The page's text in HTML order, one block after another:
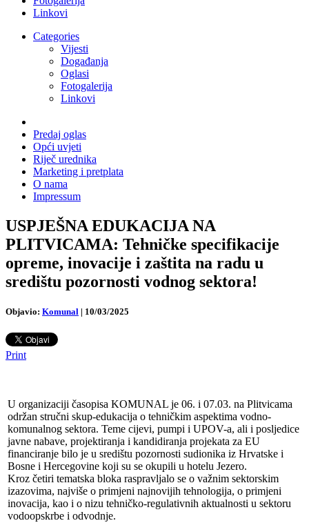
Linkovi
Categories
Vijesti
Događanja
Oglasi
Fotogalerija
Linkovi
Predaj oglas
Opći uvjeti
Riječ urednika
Marketing i pretplata
O nama
Impressum
USPJEŠNA EDUKACIJA NA
PLITVICAMA: Tehničke specifikacije
opreme, inovacije i zaštita na radu u
središtu pozornosti vodnog sektora!
Objavio: Komunal | 10/03/2025
Print
U organizaciji časopisa KOMUNAL je 06. i 07.03. na Plitvicama
održan stručni skup-edukacija o tehničkim aspektima vodno-
komunalnog sektora. Teme cijevi, pumpi i UPOV-a, ali i posljedice
javne nabave, projektiranja i kandidiranja projekata za EU
financiranje bilo je u središtu pozornosti sudionika iz Hrvatske i
Bosne i Hercegovine koji su se okupili u hotelu Jezero.
Kroz četiri tematska bloka raspravljalo se o važnim sektorskim
izazovima, najviše o primjeni najnovijih tehnologija, o primjeni
inovacija, kao i o nizu tehničko-regulativnih aktualnosti u sektoru
vodoopskrbe i odvodnje.